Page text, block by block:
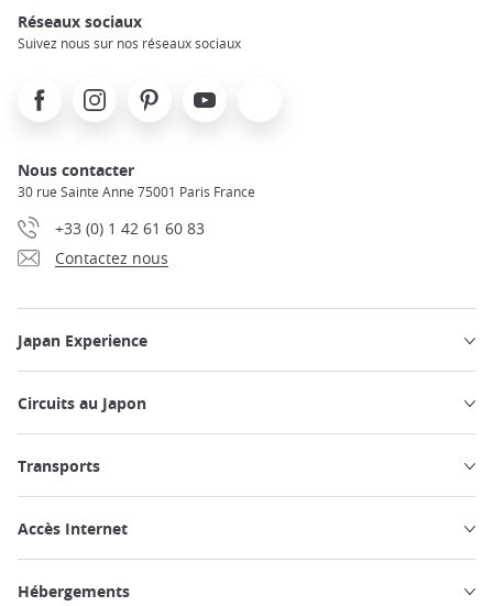
Réseaux sociaux
Suivez nous sur nos réseaux sociaux
FacebookInstagramPinterest Youtube
Nous contacter
30 rue Sainte Anne 75001 Paris France
+33 (0) 1 42 61 60 83
Contactez nous
Japan Experience
Circuits au Japon
Transports
Accès Internet
Hébergements